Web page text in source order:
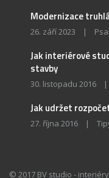
Modernizace
26. září 2023 |
Jak interiérové
stavby
30. listopadu 2016 |
Jak udržet
27. října 2016 |
© 2017 BV studio -